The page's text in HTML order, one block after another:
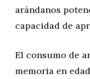
arándanos
capacidad de
El consumo de
memoria en